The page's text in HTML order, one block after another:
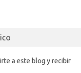
a este blog y recibir